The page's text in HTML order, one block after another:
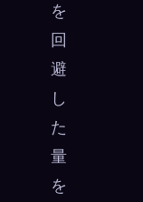
を
回
避
し
た
量
を